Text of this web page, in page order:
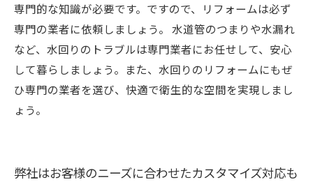
専門的な知識が必要です。ですので、リフォームは必ず
専門の業者に依頼しましょう。 水道管のつまりや水漏れ
など、水回りのトラブルは専門業者にお任せして、安心
して暮らしましょう。また、水回りのリフォームにもぜ
ひ専門の業者を選び、快適で衛生的な空間を実現しまし
ょう。
弊社はお客様のニーズに合わせたカスタマイズ対応も